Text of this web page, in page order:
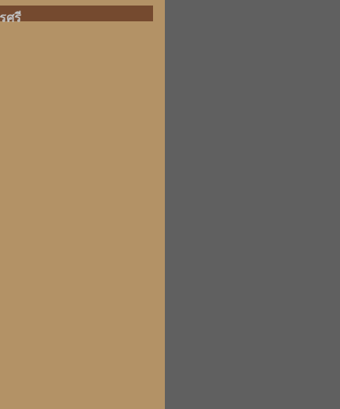
ศรี